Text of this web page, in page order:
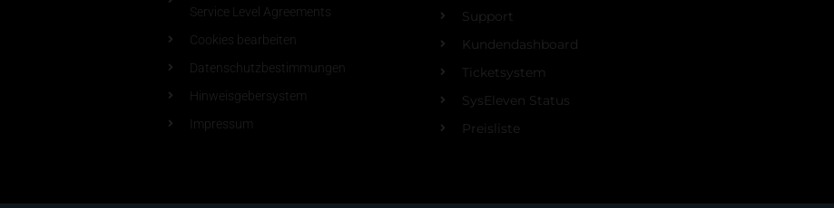
Service Level Agreements
Cookies bearbeiten
Datenschutzbestimmungen
Hinweisgebersystem
Impressum
Support
Kundendashboard
Ticketsystem
SysEleven Status
Preisliste